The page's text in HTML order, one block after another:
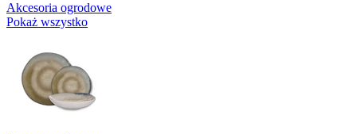
Akcesoria ogrodowe
Pokaż wszystko